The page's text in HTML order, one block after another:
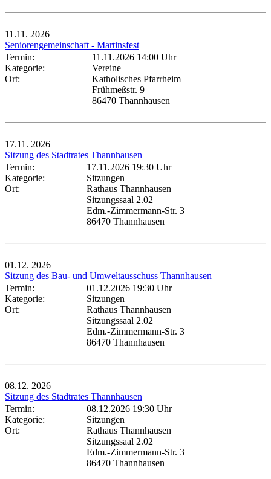
11.11. 2026
Seniorengemeinschaft - Martinsfest
Termin:
11.11.2026 14:00 Uhr
Kategorie:
Vereine
Ort:
Katholisches Pfarrheim
Frühmeßstr. 9
86470 Thannhausen
17.11. 2026
Sitzung des Stadtrates Thannhausen
Termin:
17.11.2026 19:30 Uhr
Kategorie:
Sitzungen
Ort:
Rathaus Thannhausen
Sitzungssaal 2.02
Edm.-Zimmermann-Str. 3
86470 Thannhausen
01.12. 2026
Sitzung des Bau- und Umweltausschuss Thannhausen
Termin:
01.12.2026 19:30 Uhr
Kategorie:
Sitzungen
Ort:
Rathaus Thannhausen
Sitzungssaal 2.02
Edm.-Zimmermann-Str. 3
86470 Thannhausen
08.12. 2026
Sitzung des Stadtrates Thannhausen
Termin:
08.12.2026 19:30 Uhr
Kategorie:
Sitzungen
Ort:
Rathaus Thannhausen
Sitzungssaal 2.02
Edm.-Zimmermann-Str. 3
86470 Thannhausen